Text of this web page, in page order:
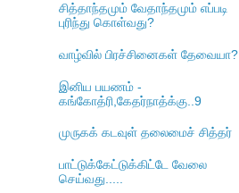
சித்தாந்தமும் வேதாந்தமும் எப்படி
புரிந்து கொள்வது?
வாழ்வில் பிரச்சினைகள் தேவையா?
இனிய பயணம் -
கங்கோத்ரி,கேதர்நாத்க்கு..9
முருகக் கடவுள் தலைமைச் சித்தர்
பாட்டுக்கேட்டுக்கிட்டே வேலை
செய்வது.....